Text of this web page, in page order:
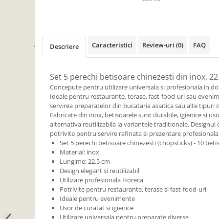
Decoratiuni
Ingrijire copii
Cutii depozitare
Ingrijire personala
Bureti de baie
Accesorii masaj
Organizare cosmetice si bijuterii
Ingrijire corporala
Rucsacuri, curele si accesorii
Articole de vara
Genti termoizolante
Descriere Caracteristici Review-uri (0) FAQ
Set 5 perechi betisoare chinezesti din inox,
Concepute pentru utilizare universala si profesionala in
Ideale pentru restaurante, terase, fast-food-uri sau
servirea preparatelor din bucataria asiatica sau alte tipuri
Fabricate din inox, betisoarele sunt durabile, igienice si
alternativa reutilizabila la variantele traditionale. Designul
potrivite pentru servire rafinata si prezentare
Set 5 perechi betisoare chinezesti (chopsticks) - 10
Material: inox
Lungime: 22.5 cm
Design elegant si reutilizabil
Utilizare profesionala Horeca
Potrivite pentru restaurante, terase si fast-food-uri
Ideale pentru evenimente
Usor de curatat si igienice
Utilizare universala pentru preparate diverse